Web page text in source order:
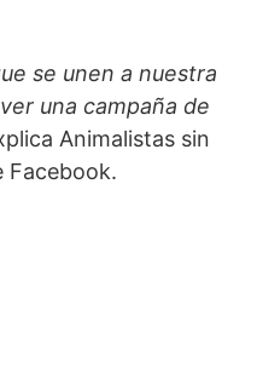
se unen a nuestra
una campaña de
Animalistas sin
Facebook.